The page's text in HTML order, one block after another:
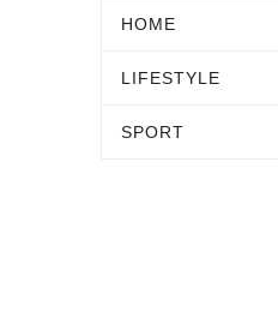
HOME
LIFESTYLE
SPORT